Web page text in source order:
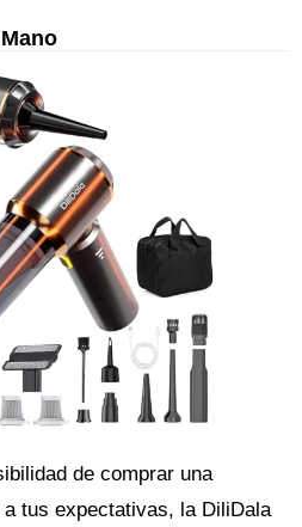
de comprar una
tus expectativas, la DiliDala